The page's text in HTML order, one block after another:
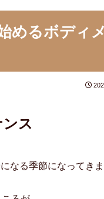
めるボディ
ス
なる季節になってき